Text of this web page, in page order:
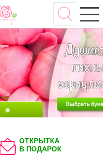
ОТКРЫТКА
В ПОДАРОК